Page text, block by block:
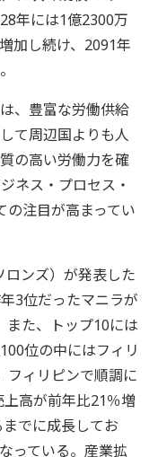
年には1億2300万
加し続け、2091年
、豊富な労働供給
て周辺国よりも人
の高い労働力を確
ネス・プロセス・
注目が高まってい
ンズ）が発表した
3位だったマニラが
また、トップ10には
位の中にはフィリ
フィリピンで順調に
高が前年比21％増
でに成長してお
っている。産業拡